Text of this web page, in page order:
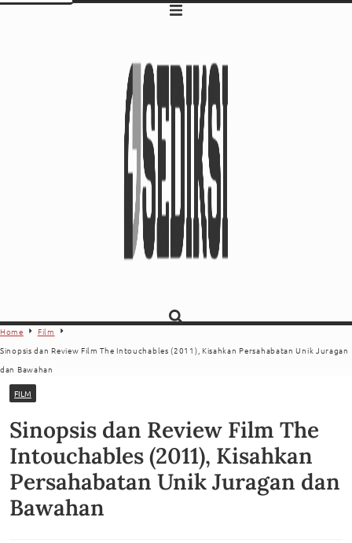
Home
Film
Sinopsis dan Review Film The Intouchables (2011), Kisahkan Persahabatan Unik Juragan
dan Bawahan
FILM
Sinopsis dan Review Film The
Intouchables (2011), Kisahkan
Persahabatan Unik Juragan dan
Bawahan